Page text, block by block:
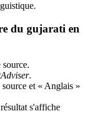
du gujarati en
.
et « Anglais »
s'affiche